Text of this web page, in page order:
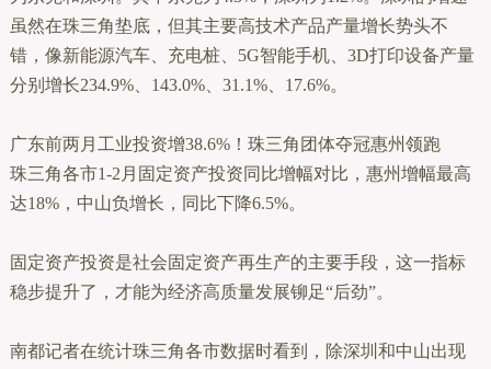
虽然在珠三角垫底，但其主要高技术产品产量增长势头不
错，像新能源汽车、充电桩、5G智能手机、3D打印设备产量
分别增长234.9%、143.0%、31.1%、17.6%。
广东前两月工业投资增38.6%！珠三角团体夺冠惠州领跑
珠三角各市1-2月固定资产投资同比增幅对比，惠州增幅最高
达18%，中山负增长，同比下降6.5%。
固定资产投资是社会固定资产再生产的主要手段，这一指标
稳步提升了，才能为经济高质量发展铆足“后劲”。
南都记者在统计珠三角各市数据时看到，除深圳和中山出现